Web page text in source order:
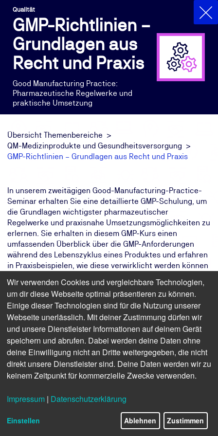
Qualität
GMP-Richtlinien –
Grundlagen aus
Recht und Praxis
Good Manufacturing Practice:
Pharmazeutische Regelwerke und
praktische Umsetzung
Übersicht Themenbereiche
QM-Medizinprodukte und Gesundheitsversorgung
GMP-Richtlinien – Grundlagen aus Recht und Praxis
In unserem zweitägigen Good-Manufacturing-Practice-
Seminar erhalten Sie eine detaillierte GMP-Schulung, um
die Grundlagen wichtigster pharmazeutischer
Regelwerke und praxisnahe Umsetzungsmöglichkeiten zu
erlernen. Sie erhalten in diesem GMP-Kurs einen
umfassenden Überblick über die GMP-Anforderungen
während des Lebenszyklus eines Produktes und erfahren
in Praxisbeispielen, wie diese verwirklicht werden können
Ihnen unser GMP-Kurs das Erlernen wichtiger Elemente
und Tools des Qualitäts- und Risikomanagements.
Das Ziel:
Ihr Unternehmen gewährleistet eine
hohe Produktqualität und erfüllt
gesetzliche Vorgaben
Das Ergebnis:
Sie beherrschen die Grundlagen des
Qualitätsmanagement nach GMP und
Ihr Weg:
Zweitägiges Online- oder
Teilnahmebescheinigung
Wir verwenden Cookies und vergleichbare Technologien,
um dir diese Webseite optimal präsentieren zu können.
Einige dieser Technologien sind für die Nutzung unserer
Webseite unerlässlich. Mit deiner Zustimmung dürfen wir
und unsere Dienstleister Informationen auf deinem Gerät
speichern und abrufen. Dabei werden deine Daten ohne
deine Einwilligung nicht an Dritte weitergegeben, die nicht
direkt unsere Dienstleister sind. Deine Daten werden wir zu
keinem Zeitpunkt für kommerzielle Zwecke verwenden.
Impressum | Datenschutzerklärung
Einstellen Ablehnen Zustimmen